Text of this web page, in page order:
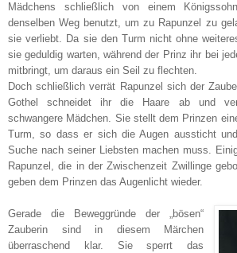
Mädchens schließlich von einem
denselben Weg benutzt, um zu Rapunzel zu
sie verliebt. Da sie den Turm nicht ohne
sie geduldig warten, während der Prinz ihr bei
mitbringt, um daraus ein Seil zu flechten.
Doch schließlich verrät Rapunzel sich der
Gothel schneidet ihr die Haare ab und
schwangere Mädchen. Sie stellt dem Prinzen
Turm, so dass er sich die Augen aussticht
Suche nach seiner Liebsten machen muss.
Rapunzel, die in der Zwischenzeit Zwillinge
geben dem Prinzen das Augenlicht wieder.
Gerade die Beweggründe der „bösen“
Zauberin sind in diesem Märchen
überraschend klar. Sie sperrt das